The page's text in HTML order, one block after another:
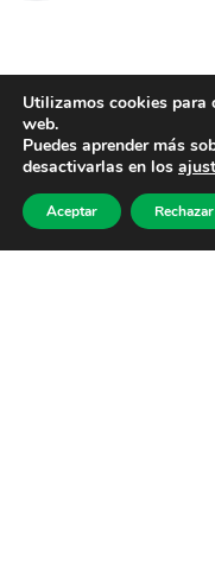
Utilizamos cookies para
web.
Puedes aprender más
desactivarlas en los
Aceptar Rechazar